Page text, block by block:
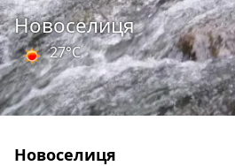
Новоселиця
27°C
Новоселиця